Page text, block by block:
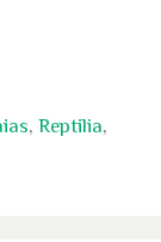
,Reptilia,